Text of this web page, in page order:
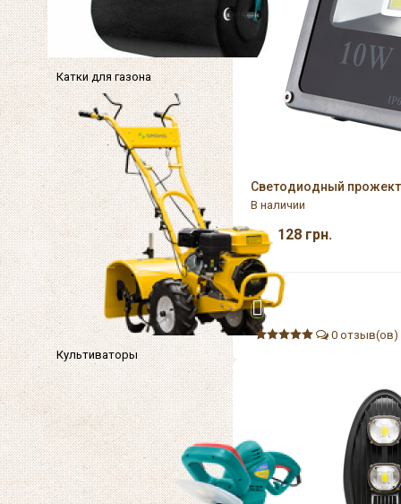
Катки для газона
Культиваторы
Светодиодный
В наличии
128 грн.
0 отзыв(ов)